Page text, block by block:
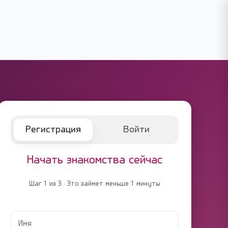
Регистрация Войти
Начать знакомства сейчас
Шаг 1 из 3 · Это займет меньше 1 минуты